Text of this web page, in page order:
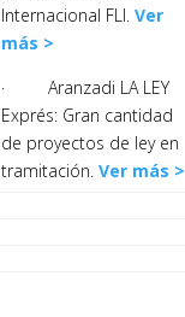
Internacional FLI. Ver
más >
· Aranzadi LA LEY
Exprés: Gran cantidad
de proyectos de ley en
tramitación. Ver más >